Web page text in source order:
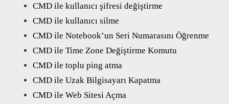
CMD ile kullanıcı şifresi değiştirme
CMD ile kullanıcı silme
CMD ile Notebook’un Seri Numarasını Öğrenme
CMD ile Time Zone Değiştirme Komutu
CMD ile toplu ping atma
CMD ile Uzak Bilgisayarı Kapatma
CMD ile Web Sitesi Açma